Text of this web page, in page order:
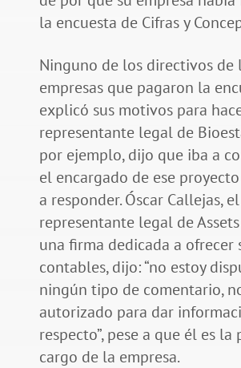
la encuesta de Cifras y
Ninguno de los directivos de
empresas que pagaron la
explicó sus motivos para
representante legal de
por ejemplo, dijo que iba a
el encargado de ese
a responder. Óscar Callejas, el
representante legal de
una firma dedicada a ofrecer
contables, dijo: “no estoy
ningún tipo de comentario,
autorizado para dar
respecto”, pese a que él es la
cargo de la empresa.